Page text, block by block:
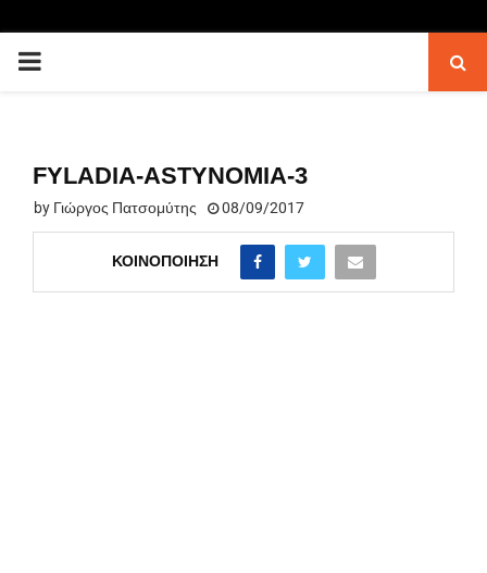
PRIMARY
FYLADIA-ASTYNOMIA-3
by Γιώργος Πατσομύτης 08/09/2017
ΚΟΙΝΟΠΟΊΗΣΗ